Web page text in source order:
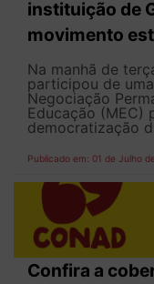
instituição de
movimento
Na manhã de
participou de
Negociação
Educação (MEC)
democratização
Publicado em: 01 de Julho
Confira a